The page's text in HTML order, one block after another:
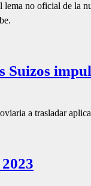
no oficial de la
Suizos
a trasladar